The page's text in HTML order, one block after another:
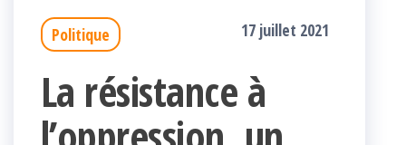
Politique 17 juillet 2021
La résistance à